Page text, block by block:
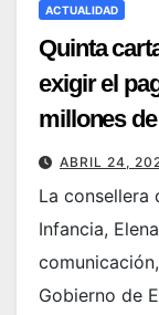
ACTUALIDAD
Quinta
exigir el
millones
ABRIL 24,
La consellera
Infancia,
Gobierno de